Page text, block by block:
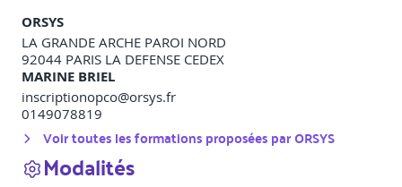
ORSYS
LA GRANDE ARCHE PAROI NORD
92044 PARIS LA DEFENSE CEDEX
MARINE BRIEL
inscriptionopco@orsys.fr
0149078819
Voir toutes les formations proposées parORSYS
Modalités